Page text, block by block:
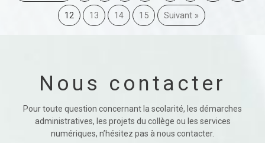
12 13 14 15 Suivant »
Nous contacter
Pour toute question concernant la scolarité, les démarches
administratives, les projets du collège ou les services
numériques, n’hésitez pas à nous contacter.